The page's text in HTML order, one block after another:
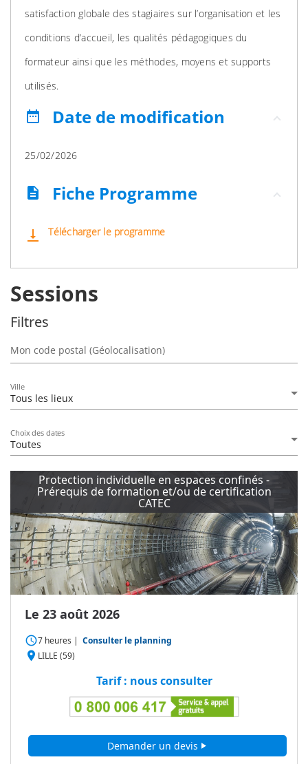
satisfaction globale des stagiaires sur l’organisation et les
conditions d’accueil, les qualités pédagogiques du
formateur ainsi que les méthodes, moyens et supports
utilisés.
date_range Date de modification
25/02/2026
description Fiche Programme
vertical_align_bottom Télécharger le programme
Sessions
Filtres
Mon code postal (Géolocalisation)
Ville
Tous les lieux
Choix des dates
Toutes
Protection individuelle en espaces confinés -
Prérequis de formation et/ou de certification
CATEC
Le 23 août 2026
access_time7 heures | Consulter le planning
place LILLE (59)
Tarif : nous consulter
Demander un devis play_arrow